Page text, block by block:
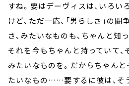
すね。要はデーヴィスは、いろい
けど、ただ一応、「男らしさ」の
さ、みたいなものも、ちゃんと知
それを今もちゃんと持っていて、
みたいなものを。だからちゃんと
たいなもの……要するに彼は、そ